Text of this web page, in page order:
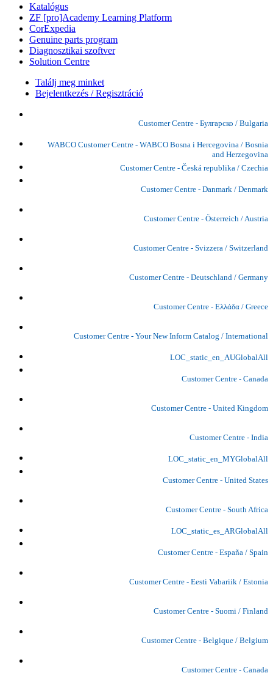
Katalógus
ZF [pro]Academy Learning Platform
CorExpedia
Genuine parts program
Diagnosztikai szoftver
Solution Centre
Találj meg minket
Bejelentkezés / Regisztráció
Customer Centre - Булгарско / Bulgaria
WABCO Customer Centre - WABCO Bosna i Hercegovina / Bosnia
and Herzegovina
Customer Centre - Česká republika / Czechia
Customer Centre - Danmark / Denmark
Customer Centre - Österreich / Austria
Customer Centre - Svizzera / Switzerland
Customer Centre - Deutschland / Germany
Customer Centre - Ελλάδα / Greece
Customer Centre - Your New Inform Catalog / International
LOC_static_en_AUGlobalAll
Customer Centre - Canada
Customer Centre - United Kingdom
Customer Centre - India
LOC_static_en_MYGlobalAll
Customer Centre - United States
Customer Centre - South Africa
LOC_static_es_ARGlobalAll
Customer Centre - España / Spain
Customer Centre - Eesti Vabariik / Estonia
Customer Centre - Suomi / Finland
Customer Centre - Belgique / Belgium
Customer Centre - Canada